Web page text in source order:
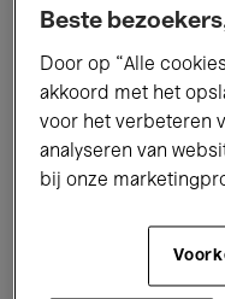
Alle evenementen
Tentoonstellingen
Performances
Jazz
Beste
Door op “Alle
akkoord met het
voor het verbeteren
analyseren van
bij onze